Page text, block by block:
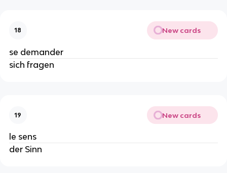
18 New cards
se demander
sich fragen
19 New cards
le sens
der Sinn